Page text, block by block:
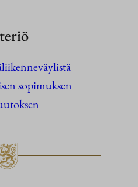
sopimuksen